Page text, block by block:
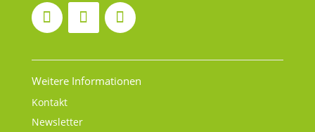
Weitere Informationen
Kontakt
Newsletter